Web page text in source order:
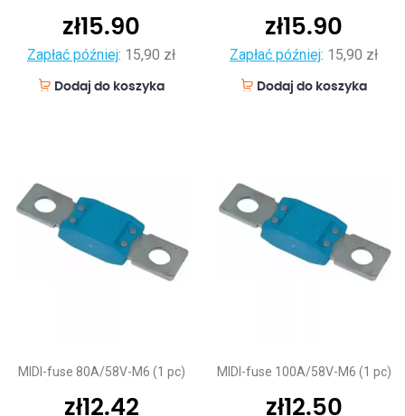
zł15.90
Zapłać później: 15,90 zł
Dodaj do koszyka
zł15.90
Zapłać później: 15,90 zł
Dodaj do koszyka
MIDI-fuse 80A/58V-M6 (1 pc)
zł12.42
MIDI-fuse 100A/58V-M6 (1 pc)
zł12.50